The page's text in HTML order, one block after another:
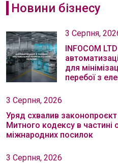
Новини бізнесу
3 Серпня,
INFOCOM
для
перебої з
3 Серпня, 2026
Уряд схвалив
Митного кодексу в частині
міжнародних посилок
3 Серпня, 2026